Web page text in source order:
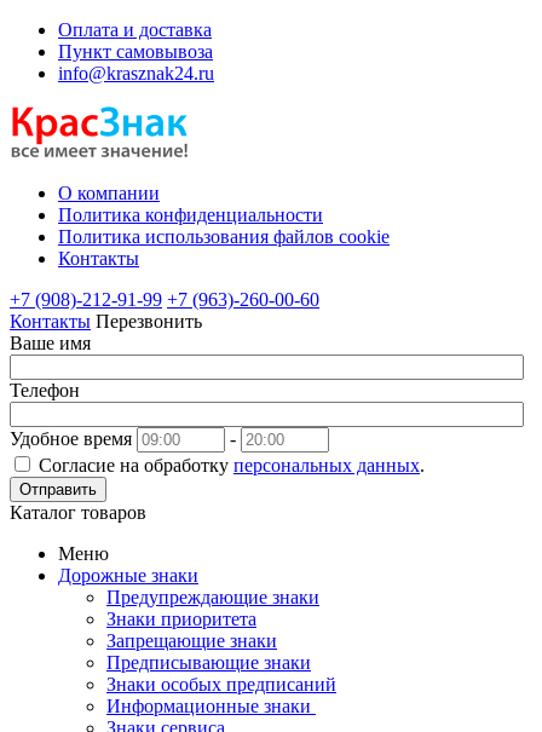
Оплата и доставка
Пункт самовывоза
info@krasznak24.ru
О компании
Политика конфиденциальности
Политика использования файлов cookie
Контакты
+7 (908)-212-91-99 +7 (963)-260-00-60
Контакты Перезвонить
Ваше имя
Телефон
Удобное время
-
Согласие на обработку персональных данных.
Отправить
Каталог товаров
Меню
Дорожные знаки
Предупреждающие знаки
Знаки приоритета
Запрещающие знаки
Предписывающие знаки
Знаки особых предписаний
Информационные знаки
Знаки сервиса